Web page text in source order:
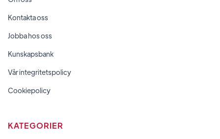
Kontakta oss
Jobba hos oss
Kunskapsbank
Vår integritetspolicy
Cookiepolicy
KATEGORIER